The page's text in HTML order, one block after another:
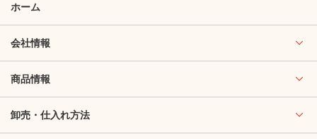
ホーム
会社情報
商品情報
卸売・仕入れ方法